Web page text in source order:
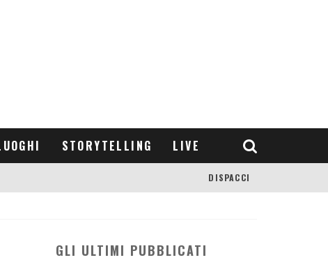
STORYTELLING LIVE
DISPACCI
GLI ULTIMI PUBBLICATI